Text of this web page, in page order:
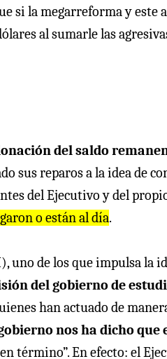
si la megarreforma y
al sumarle las
del saldo
sus reparos a la idea de
del Ejecutivo y del
o están al día.
uno de los que impulsa la
del gobierno de
han actuado de
nos ha dicho que
término”. En efecto: el